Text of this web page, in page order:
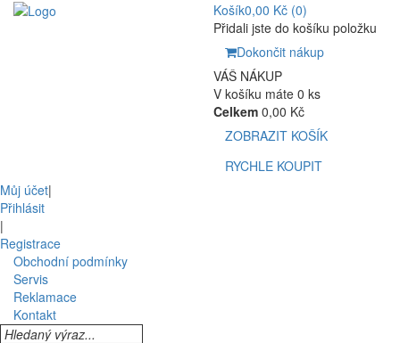
Košík0,00 Kč (0)
Přidali jste do košíku položku
Dokončit nákup
VÁŠ NÁKUP
V košíku máte 0 ks
Celkem 0,00 Kč
ZOBRAZIT KOŠÍK
RYCHLE KOUPIT
Můj účet|
Přihlásit
|
Registrace
Obchodní podmínky
Servis
Reklamace
Kontakt